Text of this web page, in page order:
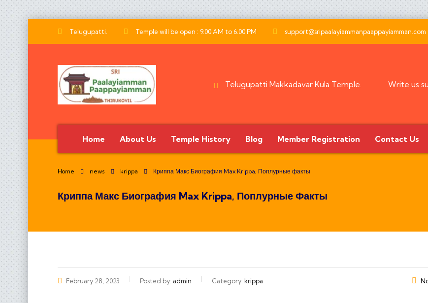
Telugupatti. Temple will be open : 9.00 AM to 6.00 PM support@sripaalayiammanpaappayiamman.com
Telugupatti Makkadavar Kula Temple. Write us
Home About Us Temple History Blog Member Registration Contact Us
Home news krippa Криппа Макс Биография Max Krippa, Поплурные факты
Криппа Макс Биография Max Krippa, Поплурные Факты
February 28, 2023 Posted by: admin Category: krippa
***Dear Members